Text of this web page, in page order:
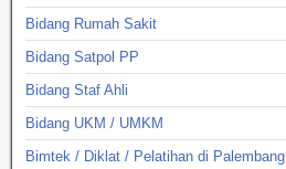
Bidang Rumah Sakit
Bidang Satpol PP
Bidang Staf Ahli
Bidang UKM / UMKM
Bimtek / Diklat / Pelatihan di Palembang